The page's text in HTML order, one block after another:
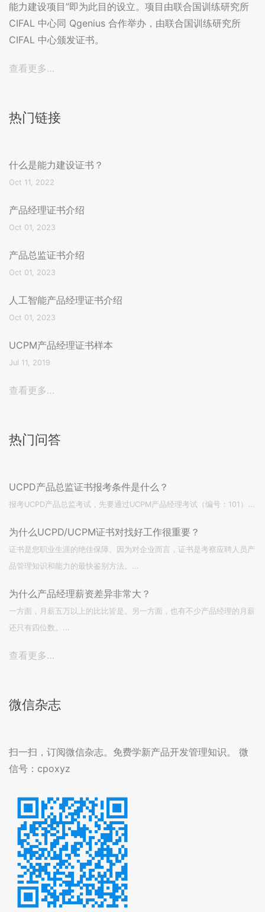
能力建设项目”即为此目的设立。项目由联合国训练研究所
CIFAL 中心同 Qgenius 合作举办，由联合国训练研究所
CIFAL 中心颁发证书。
查看更多…
热门链接
什么是能力建设证书？
Oct 11, 2022
产品经理证书介绍
Oct 01, 2023
产品总监证书介绍
Oct 01, 2023
人工智能产品经理证书介绍
Oct 01, 2023
UCPM产品经理证书样本
Jul 11, 2019
查看更多…
热门问答
UCPD产品总监证书报考条件是什么？
报考UCPD产品总监考试，先要通过UCPM产品经理考试（编号：101）...
为什么UCPD/UCPM证书对找好工作很重要？
证书是您职业生涯的绝佳保障。因为对企业而言，证书是考察应聘人员产
品管理知识和能力的最快鉴别方法。...
为什么产品经理薪资差异非常大？
一方面，月薪五万以上的比比皆是。另一方面，也有不少产品经理的月薪
还只有四位数。...
查看更多…
微信杂志
扫一扫，订阅微信杂志。免费学新产品开发管理知识。 微
信号：cpoxyz